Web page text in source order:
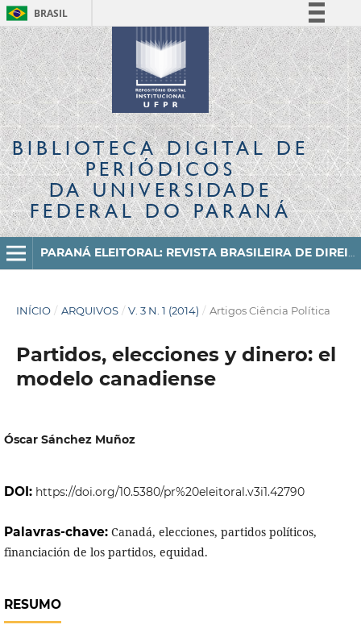
BRASIL
Simplifique!
Comunica BR
Participe
Acesso à informação
Legislação
Canais
BIBLIOTECA DIGITALDE
PERIÓDICOS
DA UNIVERSIDADE
FEDERAL DO PARANÁ
INÍCIO / ARQUIVOS / V. 3 N. 1 (2014) / Artigos Ciência Política
Partidos, elecciones y dinero: el
modelo canadiense
Óscar Sánchez Muñoz
DOI: https://doi.org/10.5380/pr%20eleitoral.v3i1.42790
Palavras-chave: Canadá, elecciones, partidos políticos,
financiación de los partidos, equidad.
RESUMO